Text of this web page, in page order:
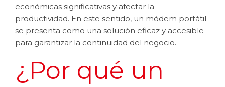
económicas significativas y afectar la
productividad. En este sentido, un módem portátil
se presenta como una solución eficaz y accesible
para garantizar la continuidad del negocio.
¿Por qué un